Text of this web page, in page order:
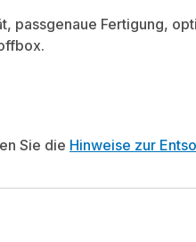
passgenaue Fertigung,
Sie die Hinweise zur